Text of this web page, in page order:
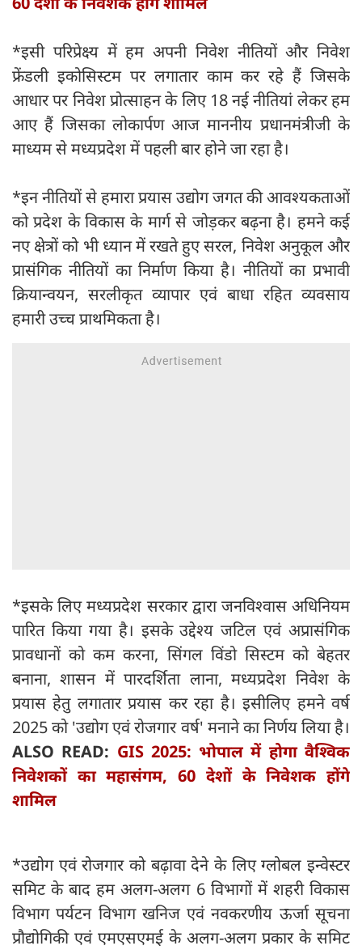
*इसी परिप्रेक्ष्य में हम अपनी निवेश नीतियों और निवेश
फ्रेंडली इकोसिस्टम पर लगातार काम कर रहे हैं जिसके
आधार पर निवेश प्रोत्साहन के लिए 18 नई नीतियां लेकर हम
आए हैं जिसका लोकार्पण आज माननीय प्रधानमंत्रीजी के
माध्यम से मध्यप्रदेश में पहली बार होने जा रहा है।
*इन नीतियों से हमारा प्रयास उद्योग जगत की आवश्यकताओं
को प्रदेश के विकास के मार्ग से जोड़कर बढ़ना है। हमने कई
नए क्षेत्रों को भी ध्यान में रखते हुए सरल, निवेश अनुकूल और
प्रासंगिक नीतियों का निर्माण किया है। नीतियों का प्रभावी
क्रियान्वयन, सरलीकृत व्यापार एवं बाधा रहित व्यवसाय
हमारी उच्च प्राथमिकता है।
*इसके लिए मध्यप्रदेश सरकार द्वारा जनविश्वास अधिनियम
पारित किया गया है। इसके उद्देश्य जटिल एवं अप्रासंगिक
प्रावधानों को कम करना, सिंगल विंडो सिस्टम को बेहतर
बनाना, शासन में पारदर्शिता लाना, मध्यप्रदेश निवेश के
प्रयास हेतु लगातार प्रयास कर रहा है। इसीलिए हमने वर्ष
2025 को 'उद्योग एवं रोजगार वर्ष' मनाने का निर्णय लिया है।
ALSO READ: GIS 2025: भोपाल में होगा वैश्विक
निवेशकों का महासंगम, 60 देशों के निवेशक होंगे
शामिल
*उद्योग एवं रोजगार को बढ़ावा देने के लिए ग्लोबल इन्वेस्टर
समिट के बाद हम अलग-अलग 6 विभागों में शहरी विकास
विभाग पर्यटन विभाग खनिज एवं नवकरणीय ऊर्जा सूचना
प्रौद्योगिकी एवं एमएसएमई के अलग-अलग प्रकार के समिट